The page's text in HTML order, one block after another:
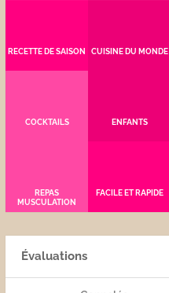
RECETTE DE SAISON CUISINE DU MONDE
COCKTAILS ENFANTS
REPAS
MUSCULATION
FACILE ET RAPIDE
Évaluations